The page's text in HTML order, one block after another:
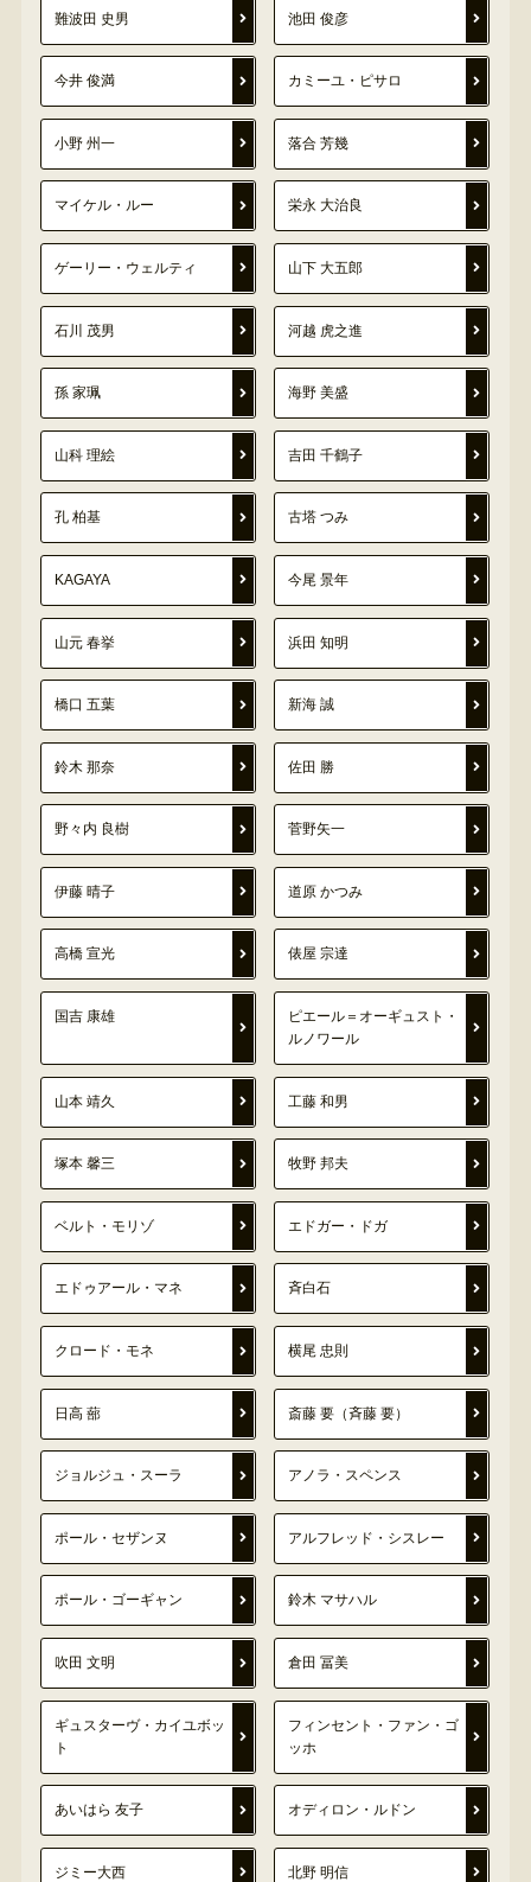
難波田 史男 池田 俊彦
今井 俊満 カミーユ・ピサロ
小野 州一 落合 芳幾
マイケル・ルー 栄永 大治良
ゲーリー・ウェルティ 山下 大五郎
石川 茂男 河越 虎之進
孫 家珮 海野 美盛
山科 理絵 吉田 千鶴子
孔 柏基 古塔 つみ
KAGAYA 今尾 景年
山元 春挙 浜田 知明
橋口 五葉 新海 誠
鈴木 那奈 佐田 勝
野々内 良樹 菅野矢一
伊藤 晴子 道原 かつみ
高橋 宣光 俵屋 宗達
国吉 康雄
ピエール＝オーギュスト・
ルノワール
山本 靖久 工藤 和男
塚本 馨三 牧野 邦夫
ベルト・モリゾ エドガー・ドガ
エドゥアール・マネ 斉白石
クロード・モネ 横尾 忠則
日高 蔀 斎藤 要（斉藤 要）
ジョルジュ・スーラ アノラ・スペンス
ポール・セザンヌ アルフレッド・シスレー
ポール・ゴーギャン 鈴木 マサハル
吹田 文明 倉田 冨美
ギュスターヴ・カイユボッ
ト
フィンセント・ファン・ゴ
ッホ
あいはら 友子 オディロン・ルドン
ジミー大西 北野 明信